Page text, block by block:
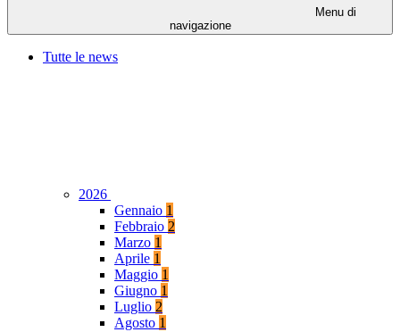
Menu di
navigazione
Tutte le news
2026
Gennaio 1
Febbraio 2
Marzo 1
Aprile 1
Maggio 1
Giugno 1
Luglio 2
Agosto 1